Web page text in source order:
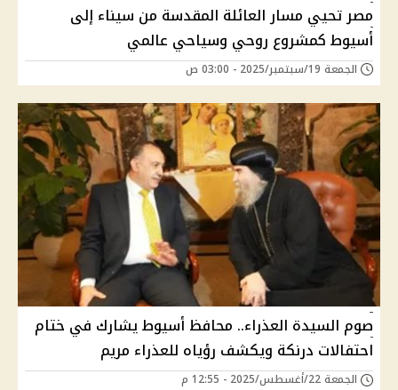
مصر تحيي مسار العائلة المقدسة من سيناء إلى
أسيوط كمشروع روحي وسياحي عالمي
الجمعة 19/سبتمبر/2025 - 03:00 ص
صوم السيدة العذراء.. محافظ أسيوط يشارك في ختام
احتفالات درنكة ويكشف رؤياه للعذراء مريم
الجمعة 22/أغسطس/2025 - 12:55 م